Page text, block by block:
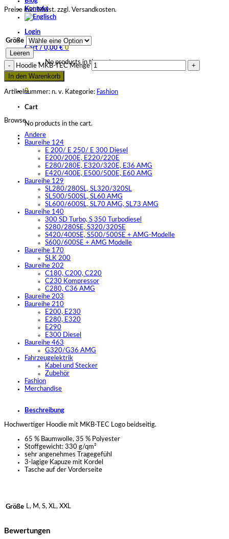
Kontakt
Login
Cart /0,00€ 0
No products in the cart.
0
Cart
No products in the cart.
Preise inkl. Mwst. zzgl. Versandkosten.
Größe
Leeren
Hoodie MKB-TEC Menge
In den Warenkorb
Artikelnummer: n. v. Kategorie: Fashion
Browse
Andere
Baureihe 124
E 200/ E 250/ E 300 Diesel
E200/200E, E220/220E
E280/280E, E320/320E, E36 AMG
E420/400E, E500/500E, E60 AMG
Baureihe 129
SL280/280SL, SL320/320SL
SL500/500SL, SL60 AMG
SL600/600SL, SL70 AMG, SL73 AMG
Baureihe 140
300 SD Turbo, S 350 Turbodiesel
S280/280SE, S320/320SE
S420/400SE, S500/500SE + AMG-Modelle
S600/600SE + AMG Modelle
Baureihe 170
SLK 200
Baureihe 202
C180, C200, C220
C230 Kompressor
C280, C36 AMG
Baureihe 203
Baureihe 210
E200, E230
E280, E320
E290
E300 Diesel
Baureihe 463
G320/G36 AMG
Fahrzeugelektrik
Kabel und Stecker
Zubehör
Fashion
Merchandise
Beschreibung
Hochwertiger Hoodie mit MKB-TEC Logo beidseitig.
65 % Baumwolle, 35 % Polyester
Stoffgewicht: 330 g/qm²
sehr angenehmes Tragegefühl
3-lagige Kapuze mit Kordel
Tasche auf der Vorderseite
Größe L, M, S, XL, XXL
Bewertungen